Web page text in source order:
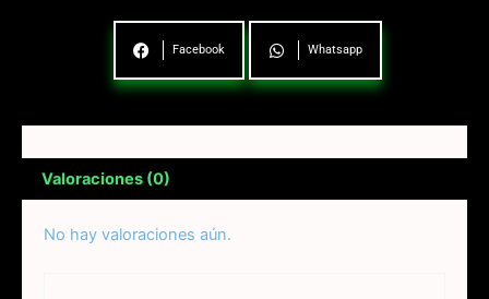
Facebook Whatsapp
Valoraciones (0)
No hay valoraciones aún.